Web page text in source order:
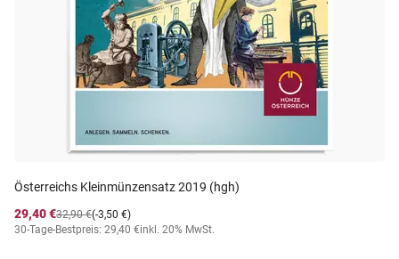
Österreichs Kleinmünzensatz 2019 (hgh)
29,40 €
(-3,50 €)
32,90 €
30-Tage-Bestpreis: 29,40 €inkl. 20% MwSt.